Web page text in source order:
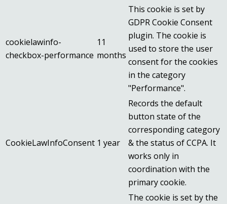
cookielawinfo-
checkbox-performance
11
months
This cookie is set by
GDPR Cookie Consent
plugin. The cookie is
used to store the user
consent for the cookies
in the category
"Performance".
CookieLawInfoConsent 1 year
Records the default
button state of the
corresponding category
& the status of CCPA. It
works only in
coordination with the
primary cookie.
The cookie is set by the